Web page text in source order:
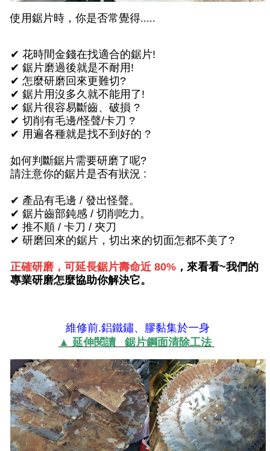
使用鋸片時，你是否常覺得.....
✔ 花時間金錢在找適合的鋸片!
✔ 鋸片磨過後就是不耐用!
✔ 怎麼研磨回來更難切?
✔ 鋸片用沒多久就不能用了!
✔ 鋸片很容易斷齒、破損 ?
✔ 切削有毛邊/怪聲/卡刀 ?
✔ 用遍各種就是找不到好的 ?
如何判斷鋸片需要研磨了呢?
請注意你的鋸片是否有狀況 :
✔ 產品有毛邊 / 發出怪聲。
✔ 鋸片齒部鈍感 / 切削吃力。
✔ 推不順 / 卡刀 / 夾刀
✔ 研磨回來的鋸片，切出來的切面怎都不美了?
正確研磨，可延長鋸片壽命近 80%， 來看看~我們的
專業研磨怎麼協助你解決它。
維修前.鋁鐵鏽、膠黏集於一身
▲ 延伸閱讀 鋸片鋼面清除工法